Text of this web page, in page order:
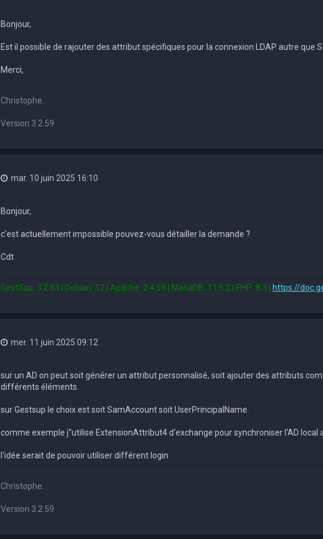
Bonjour,
Est il possible de rajouter des attribut spécifiques pour la connexion LDAP autre que
Merci,
Christophe.
Version 3.2.59
mar. 10 juin 2025 16:10
Bonjour,
c'est actuellement impossible pouvez-vous détailler la demande ?
Cdt
GestSup: 3.2.53 | Debian: 12 | Apache: 2.4.59 | MariaDB: 11.5.2 | PHP: 8.3 |
https://
mer. 11 juin 2025 09:12
sur un AD on peut soit générer un attribut personnalisé, soit ajouter des attributs
différents éléments.
sur Gestsup le choix est soit SamAccount soit UserPrincipalName.
comme exemple j''utilise ExtensionAttribut4 d'exchange pour synchroniser l'AD local
l'idée serait de pouvoir utiliser différent login
Christophe.
Version 3.2.59